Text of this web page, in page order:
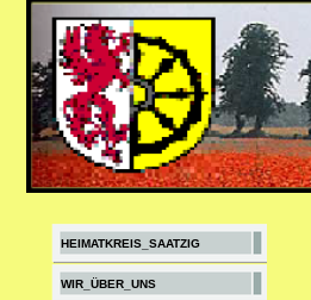
HEIMATKREIS_SAATZIG
WIR_ÜBER_UNS